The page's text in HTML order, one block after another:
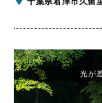
光が